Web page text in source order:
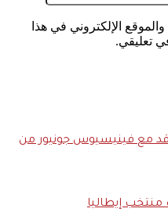
الإلكتروني في هذا
تعليقي.
مع فينيسيوس جونيور من
منتخب إيطاليا